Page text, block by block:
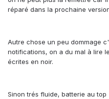
réparé dans la prochaine
Autre chose un peu dommage
notifications, on a du mal à lire
écrites en noir.
Sinon trés fluide, batterie au top